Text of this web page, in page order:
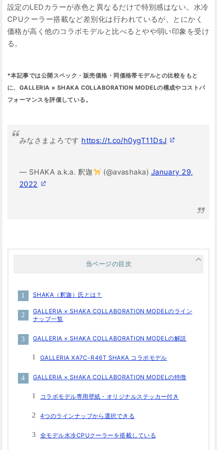
設定のLEDカラーが赤色と異なるだけで特別感はない。水冷
CPUクーラー搭載など差別化は行われているが、とにかく
価格が高く他のコラボモデルと比べるとやや弱い印象を受け
る。
*本記事では公開スペック・販売価格・同価格帯モデルとの比較をもと
に、GALLERIA × SHAKA COLLABORATION MODELの構成やコストパ
フォーマンスを評価している。
みなさまよろです https://t.co/h0ygT11DsJ
— SHAKA a.k.a. 釈迦 (@avashaka) January 29,
2022
当ページの目次
SHAKA（釈迦）氏とは？
GALLERIA × SHAKA COLLABORATION MODELのライン
ナップ一覧
GALLERIA × SHAKA COLLABORATION MODELの解説
GALLERIA XA7C-R46T SHAKA コラボモデル
GALLERIA × SHAKA COLLABORATION MODELの特徴
コラボモデル専用壁紙・オリジナルステッカー付き
4つのラインナップから選択できる
全モデル水冷CPUクーラーを搭載している